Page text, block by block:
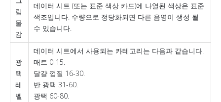
림
물
감
데이터 시트 (또는 표준 색상 카드)에 나열된 색상은 표준
색조입니다. 수량으로 정당화되면 다른 음영이 생성 될
수 있습니다.
광
택
레
벨
데이터 시트에서 사용되는 카테고리는 다음과 같습니다.
매트 0-15.
달걀 껍질 16-30.
반 광택 31-60.
광택 60-80.